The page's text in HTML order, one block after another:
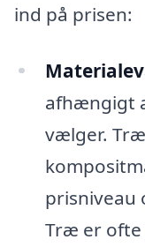
ind på prisen:
afhængigt
vælger.
prisniveau
Træ er